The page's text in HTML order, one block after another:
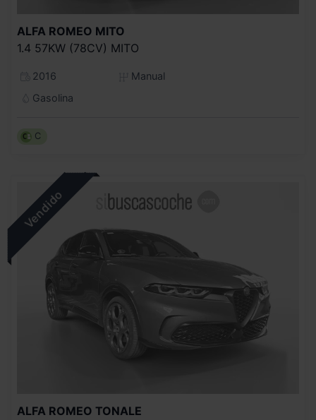
ALFA ROMEO MITO
1.4 57KW (78CV) MITO
2016
Manual
Gasolina
C
ALFA ROMEO TONALE